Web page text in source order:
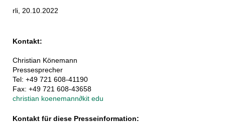
rli, 20.10.2022
Kontakt:
Christian Könemann
Pressesprecher
Tel: +49 721 608-41190
Fax: +49 721 608-43658
christian koenemann∂kit edu
Kontakt für diese Presseinformation: